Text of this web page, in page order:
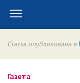
Статья опубликована в
Газета